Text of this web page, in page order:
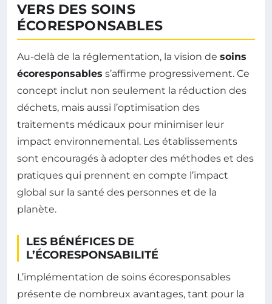
VERS DES SOINS
ÉCORESPONSABLES
Au-delà de la réglementation, la vision de soins
écoresponsables s’affirme progressivement. Ce
concept inclut non seulement la réduction des
déchets, mais aussi l’optimisation des
traitements médicaux pour minimiser leur
impact environnemental. Les établissements
sont encouragés à adopter des méthodes et des
pratiques qui prennent en compte l’impact
global sur la santé des personnes et de la
planète.
LES BÉNÉFICES DE
L’ÉCORESPONSABILITÉ
L’implémentation de soins écoresponsables
présente de nombreux avantages, tant pour la